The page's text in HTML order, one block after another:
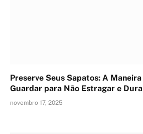
Preserve Seus Sapatos: A
Guardar para Não Estragar e
novembro 17, 2025